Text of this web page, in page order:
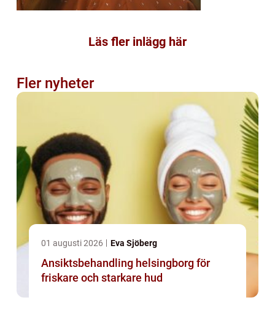
Läs fler inlägg här
Fler nyheter
01 augusti 2026 Eva Sjöberg
Ansiktsbehandling helsingborg för
friskare och starkare hud